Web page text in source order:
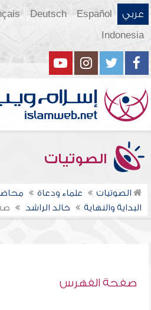
عربي Español
Deutsch
Indonesia
الصوتيات
الصوتيات علماء ودعاة
البداية والنهاية
خالد الراشد
صفحة الفهرس